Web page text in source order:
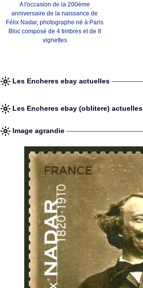
A l'occasion de la 200ème
anniversaire de la naissance de
Félix Nadar, photographe né à Paris
Bloc composé de 4 timbres et de 8
vignettes
Les Encheres ebay actuelles
Les Encheres ebay (oblitere) actuelles
Image agrandie